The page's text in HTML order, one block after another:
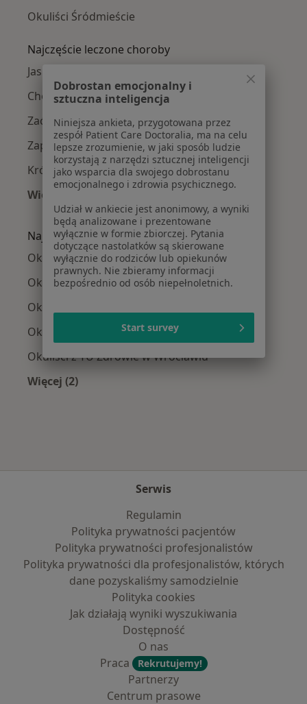
Okuliści Śródmieście
Najczęście leczone choroby
Jaskra w Wrocławiu
Choroby oczu w Wrocławiu
Zaćma w Wrocławiu
Zapalenie spojówek w Wrocławiu
Krótkowzroczność w Wrocławiu
Więcej (15)
Więcej w kategorii: Najczęście leczone
Najpopularniejsze ubezpieczenia
Okuliści z NFZ w Wrocławiu
Okuliści z Medicover w Wrocławiu
Okuliści z POLMED w Wrocławiu
Okuliści z INTER Polska w Wrocławiu
Okuliści z TU Zdrowie w Wrocławiu
Więcej (2)
Serwis
Regulamin
Polityka prywatności pacjentów
Polityka prywatności profesjonalistów
Polityka prywatności dla profesjonalistów, których
dane pozyskaliśmy samodzielnie
Polityka cookies
Jak działają wyniki wyszukiwania
Dostępność
O nas
Praca
Rekrutujemy!
Partnerzy
Centrum prasowe
Dobrostan emocjonalny i
sztuczna inteligencja
Niniejsza ankieta, przygotowana przez
zespół Patient Care Doctoralia, ma na celu
lepsze zrozumienie, w jaki sposób ludzie
korzystają z narzędzi sztucznej inteligencji
jako wsparcia dla swojego dobrostanu
emocjonalnego i zdrowia psychicznego.
Udział w ankiecie jest anonimowy, a wyniki
będą analizowane i prezentowane
wyłącznie w formie zbiorczej. Pytania
dotyczące nastolatków są skierowane
wyłącznie do rodziców lub opiekunów
prawnych. Nie zbieramy informacji
bezpośrednio od osób niepełnoletnich.
Start survey